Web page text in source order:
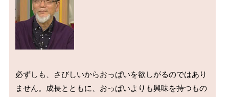
必ずしも、さびしいからおっぱいを欲しがるのではあり
ません。成長とともに、おっぱいよりも興味を持つもの